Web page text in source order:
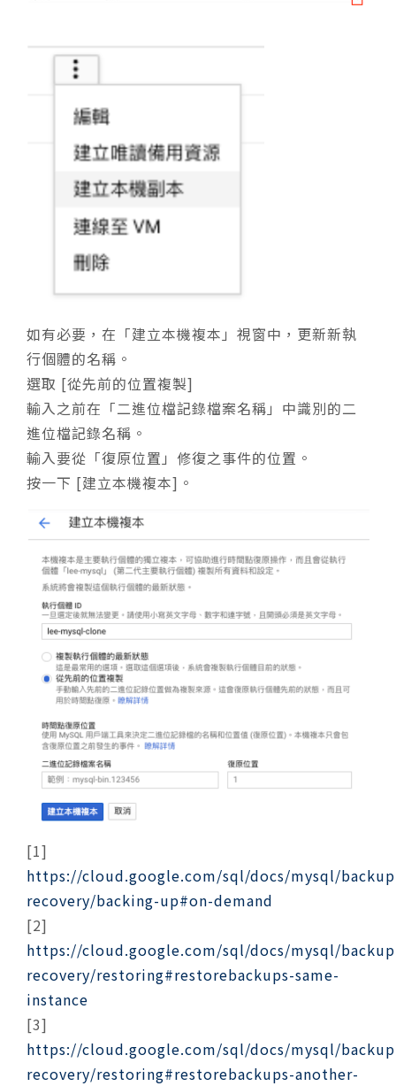
如有必要，在「建立本機複本」視窗中，更新新執
行個體的名稱。
選取 [從先前的位置複製]
輸入之前在「二進位檔記錄檔案名稱」中識別的二
進位檔記錄名稱。
輸入要從「復原位置」修復之事件的位置。
按一下 [建立本機複本]。
[1]
https://cloud.google.com/sql/docs/mysql/
recovery/backing-up#on-demand
[2]
https://cloud.google.com/sql/docs/mysql/
recovery/restoring#restorebackups-same-
instance
[3]
https://cloud.google.com/sql/docs/mysql/
recovery/restoring#restorebackups-another-